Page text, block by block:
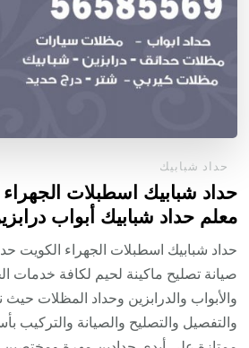
حداد شبابيك
معلم حداد شبابيك أبواب
حداد شبابيك اسطبلات الجهراء
صيانة تصليح ماكينة لحيم لكافة خدمات
والأبواب والدرابزين وحداد المظلات
والتفصيل والتصليح والصيانة والتركيب